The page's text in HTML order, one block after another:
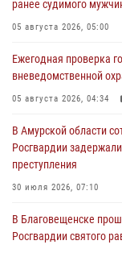
ранее судимого
05 августа 2026, 05:00
Ежегодная проверка
вневедомственной
05 августа 2026, 04:34
В Амурской области
Росгвардии
преступления
30 июля 2026, 07:10
В Благовещенске
Росгвардии святого